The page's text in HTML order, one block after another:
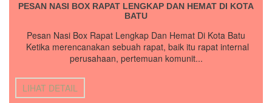
PESAN NASI BOX RAPAT LENGKAP DAN HEMAT DI KOTA
BATU
Pesan Nasi Box Rapat Lengkap Dan Hemat Di Kota Batu
Ketika merencanakan sebuah rapat, baik itu rapat internal
perusahaan, pertemuan komunit...
LIHAT DETAIL